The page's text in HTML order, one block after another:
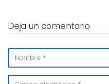
Deja un comentario